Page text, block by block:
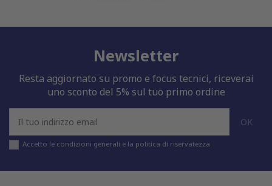
Newsletter
Resta aggiornato su promo e focus tecnici, riceverai
uno sconto del 5% sul tuo primo ordine
Accetto le condizioni generali e la politica di riservatezza